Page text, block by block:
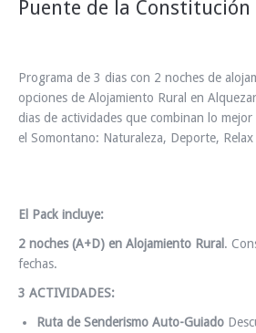
Puente de la Constitución
Programa de 3 dias con 2 noches de
opciones de Alojamiento Rural en
dias de actividades que combinan lo
el Somontano: Naturaleza, Deporte,
El Pack incluye:
2 noches (A+D) en Alojamiento Rural .
fechas.
3 ACTIVIDADES:
Ruta de Senderismo Auto-Guiado